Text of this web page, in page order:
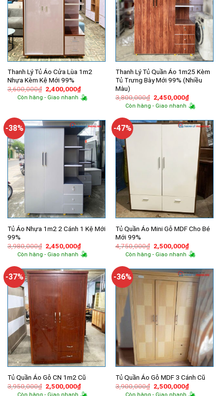
Thanh Lý Tủ Áo Cửa Lùa 1m2
Nhựa Kèm Kệ Mới 99%
3,600,000₫ Giá
gốc
là:
2,400,000₫Giá
hiện
tại
Còn hàng - Giao nhanh
Thanh Lý Tủ Quần Áo 1m25 Kèm
Tủ Trưng Bày Mới 99% (Nhiều
Màu)
3,800,000₫ Giá
gốc
là:
2,450,000₫Giá
hiện
tại
Còn hàng - Giao nhanh
-38%
Tủ Áo Nhựa 1m2 2 Cánh 1 Kệ Mới
99%
3,980,000₫ Giá
gốc
là:
2,450,000₫Giá
hiện
tại
2,450,000₫.
Còn hàng - Giao nhanh
-47%
Tủ Quần Áo Mini Gỗ MDF Cho Bé
Mới 99%
4,750,000₫ Giá
gốc
là:
2,500,000₫Giá
hiện
tại
Còn hàng - Giao nhanh
-37%
Tủ Quần Áo Gỗ CN 1m2 Cũ
3,950,000₫ Giá
gốc
2,500,000₫Giá
hiện
-36%
Tủ Quần Áo Gỗ MDF 3 Cánh Cũ
3,900,000₫ Giá
gốc
2,500,000₫Giá
hiện